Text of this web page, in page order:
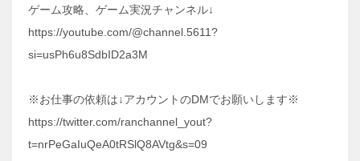
ゲーム攻略、ゲーム実況チャンネル↓
https://youtube.com/@channel.5611?
si=usPh6u8SdbID2a3M
※お仕事の依頼は↓アカウントのDMでお願いします※
https://twitter.com/ranchannel_yout?
t=nrPeGaIuQeA0tRSlQ8AVtg&s=09